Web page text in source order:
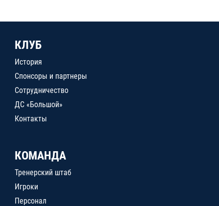
КЛУБ
История
Спонсоры и партнеры
Сотрудничество
ДС «Большой»
Контакты
КОМАНДА
Тренерский штаб
Игроки
Персонал